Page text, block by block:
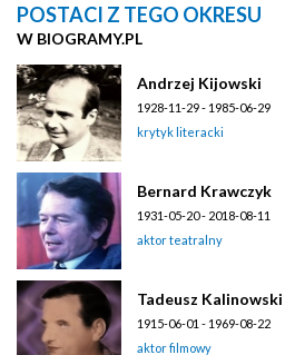
POSTACI Z TEGO OKRESU
W BIOGRAMY.PL
Andrzej Kijowski
1928-11-29 - 1985-06-29
krytyk literacki
Bernard Krawczyk
1931-05-20 - 2018-08-11
aktor teatralny
Tadeusz Kalinowski
1915-06-01 - 1969-08-22
aktor filmowy